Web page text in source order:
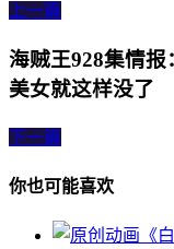
上一篇
海贼王928集情
美女就这样没了
下一篇
你也可能喜欢